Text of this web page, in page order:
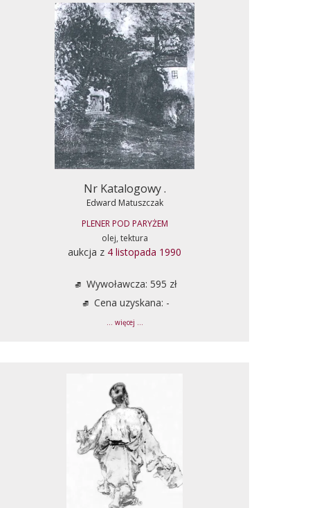
Nr Katalogowy .
Edward Matuszczak
PLENER POD PARYŻEM
olej, tektura
aukcja z 4 listopada 1990
Wywoławcza: 595 zł
Cena uzyskana: -
... więcej ...